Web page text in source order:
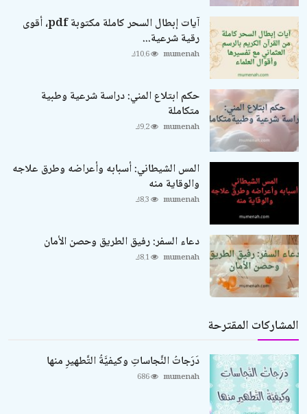
آيات إبطال السحر كاملة مكتوبة pdf، أقوى
رقية شرعية...
mumenah
حكم ابتلاع المني: دراسة شرعية وطبية
متكاملة
mumenah
المس الشيطاني: أسبابه وأعراضه وطرق علاجه
والوقاية منه
mumenah
دعاء السفر: رفيق الطريق وحصن الأمان
mumenah
المشاركات المقترحة
دَرَجاتُ النَّجاساتِ وكيفيَّةُ التَّطهيرِ منها
mumenah